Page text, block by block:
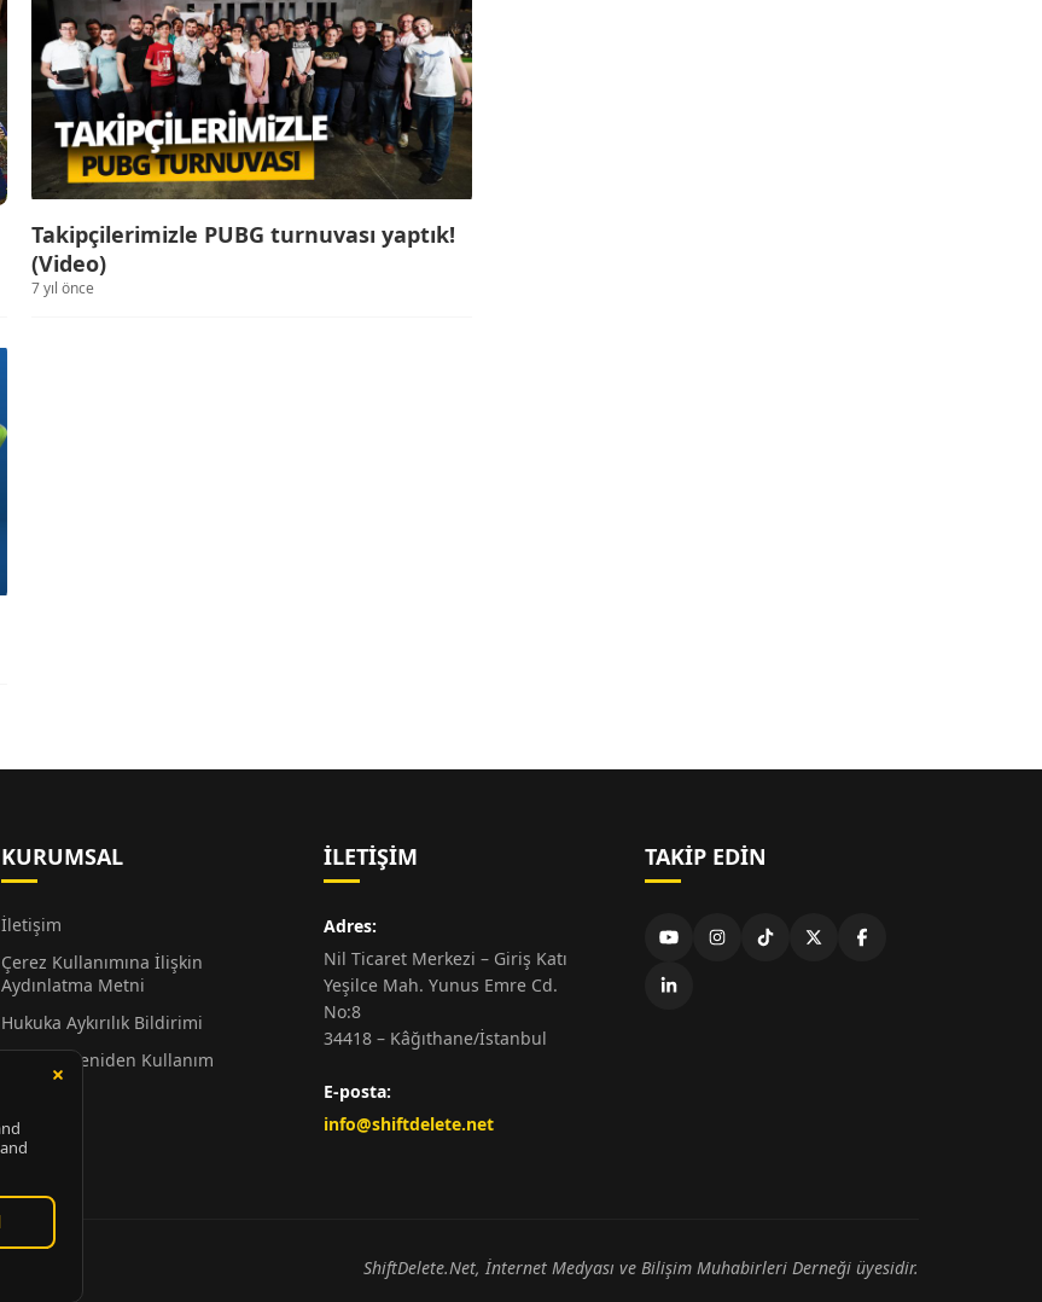
Takipçilerimizle PUBG turnuvası yaptık!
(Video)
7 yıl önce
KURUMSAL
İletişim
Çerez Kullanımına İlişkin
Aydınlatma Metni
Hukuka Aykırılık Bildirimi
Alıntı ve Yeniden Kullanım
Hakkında
Künye
İLETIŞIM
Adres:
Nil Ticaret Merkezi – Giriş Katı
Yeşilce Mah. Yunus Emre Cd.
No:8
34418 – Kâğıthane/İstanbul
E-posta:
info@shiftdelete.net
TAKIP EDIN
ShiftDelete.Net, İnternet Medyası ve Bilişim Muhabirleri Derneği üyesidir.